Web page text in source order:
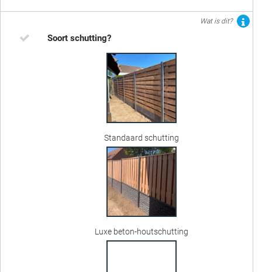
Wat is dit?
Soort schutting?
Standaard schutting
Luxe beton-houtschutting